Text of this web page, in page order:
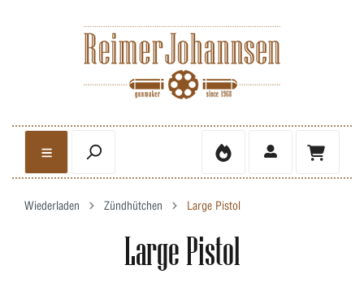
Wiederladen Zündhütchen Large Pistol
Large Pistol